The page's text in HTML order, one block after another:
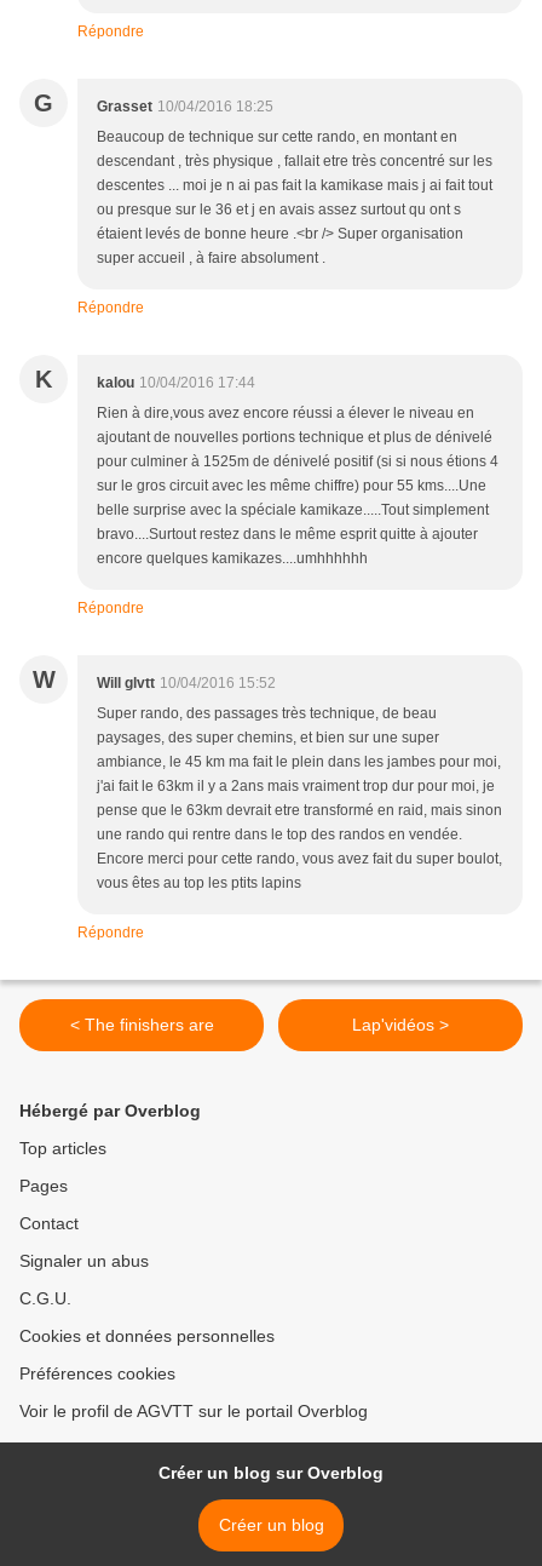
Répondre
G Grasset 10/04/2016 18:25
Beaucoup de technique sur cette rando, en montant en
descendant , très physique , fallait etre très concentré sur les
descentes ... moi je n ai pas fait la kamikase mais j ai fait tout
ou presque sur le 36 et j en avais assez surtout qu ont s
étaient levés de bonne heure .<br /> Super organisation
super accueil , à faire absolument .
Répondre
K kalou 10/04/2016 17:44
Rien à dire,vous avez encore réussi a élever le niveau en
ajoutant de nouvelles portions technique et plus de dénivelé
pour culminer à 1525m de dénivelé positif (si si nous étions 4
sur le gros circuit avec les même chiffre) pour 55 kms....Une
belle surprise avec la spéciale kamikaze.....Tout simplement
bravo....Surtout restez dans le même esprit quitte à ajouter
encore quelques kamikazes....umhhhhhh
Répondre
W Will glvtt 10/04/2016 15:52
Super rando, des passages très technique, de beau
paysages, des super chemins, et bien sur une super
ambiance, le 45 km ma fait le plein dans les jambes pour moi,
j'ai fait le 63km il y a 2ans mais vraiment trop dur pour moi, je
pense que le 63km devrait etre transformé en raid, mais sinon
une rando qui rentre dans le top des randos en vendée.
Encore merci pour cette rando, vous avez fait du super boulot,
vous êtes au top les ptits lapins
Répondre
< The finishers are Lap'vidéos >
Hébergé par Overblog
Top articles
Pages
Contact
Signaler un abus
C.G.U.
Cookies et données personnelles
Préférences cookies
Voir le profil de AGVTT sur le portail Overblog
Créer un blog sur Overblog
Créer un blog